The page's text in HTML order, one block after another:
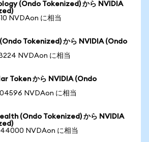
(Ondo Tokenized) から NVIDIA
NVDAon に相当
Tokenized) から NVIDIA (Ondo
NVDAon に相当
Token から NVIDIA (Ondo
NVDAon に相当
(Ondo Tokenized) から NVIDIA
NVDAon に相当